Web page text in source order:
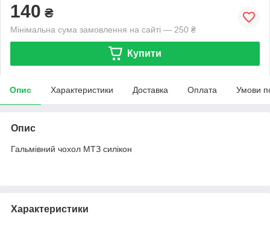
140 ₴
Мінімальна сума замовлення на сайті — 250 ₴
Купити
Опис Характеристики Доставка Оплата Умови
Опис
Гальмівний чохол МТЗ силікон
Характеристики